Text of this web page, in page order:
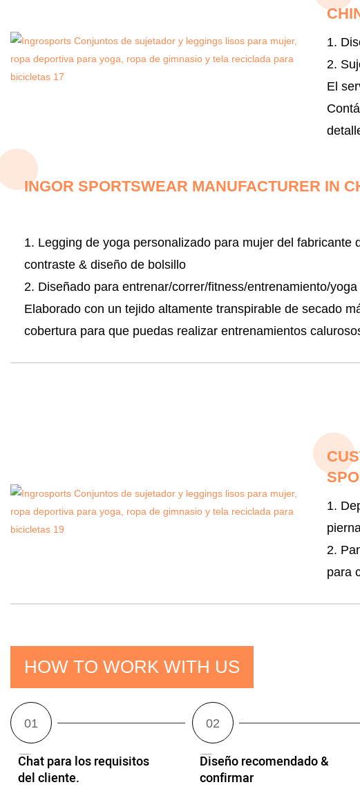
1.
2.
El
INGOR SPORTSWEAR MANUFACTURER IN
1. Legging de yoga personalizado para mujer del fabricante
contraste & diseño de bolsillo
2. Diseñado para entrenar/correr/fitness/entrenamiento/yoga
Elaborado con un tejido altamente transpirable de secado
cobertura para que puedas realizar entrenamientos
1.
2.
para
HOW TO WORK WITH US
Chat para los requisitos
del cliente.
Diseño recomendado &
confirmar